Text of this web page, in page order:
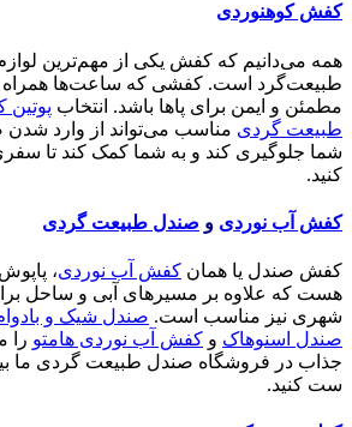
کفش کوهنوردی
همه می‌دانیم که کفش یکی از مهم‌ترین
طبیعت‌گرد است. کفشی که ساعت‌ها همراه
مطمئن و ایمن برای پاها باشد. انتخاب پوتین
طبیعت گردی مناسب می‌تواند از وارد
شما جلوگیری کند و به شما کمک کند تا
کنید.
کفش آب نوردی و صندل طبیعت گردی
کفش صندل یا همان کفش آب نوردی،
هست که علاوه بر مسیرهای آبی و ساحل
شهری نیز مناسب است. صندل شیک و
صندل اسنوهاک و کفش آب نوردی هامتو را
جذاب در فروشگاه صندل طبیعت گردی ما
ست کنید.